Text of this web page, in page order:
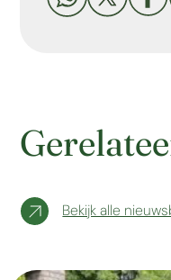
Bekijk alle